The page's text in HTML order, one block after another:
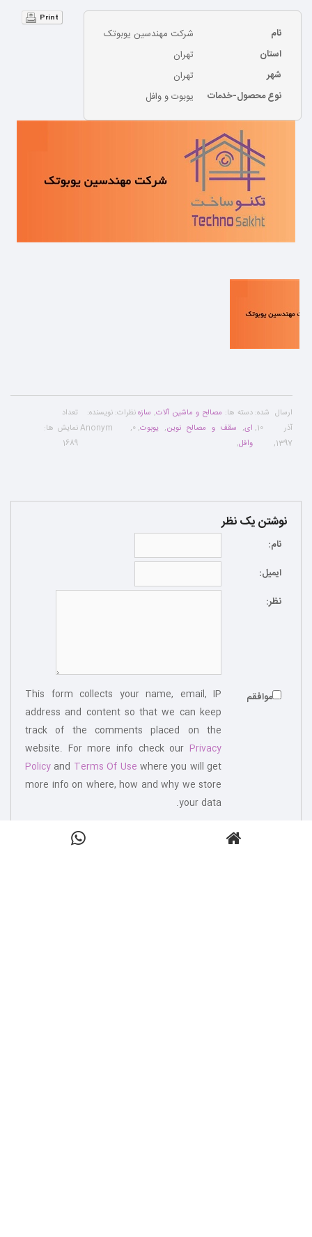
نام
شرکت مهندسین یوبوتک
استان
تهران
شهر
تهران
نوع محصول-خدمات
یوبوت و وافل
Print
ارسال شده:
آذر 10,
1397
,
دسته ها: مصالح و ماشین آلات, سازه
ای, سقف و مصالح نوین,یوبوت,
وافل,
نظرات:
0
,
نویسنده:
Anonym
تعداد
نمایش ها:
1689
نوشتن یک نظر
نام:
ایمیل:
نظر:
موافقم
This form collects your name, email, IP
address and content so that we can keep
track of the comments placed on the
website. For more info check our Privacy
Policy and Terms Of Use where you will get
more info on where, how and why we store
your data.